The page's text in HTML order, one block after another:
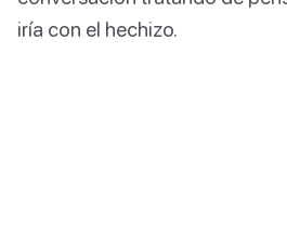
iría con el hechizo.